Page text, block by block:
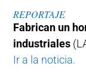
REPORTAJE
Fabrican un
industriales
Ir a la noticia.